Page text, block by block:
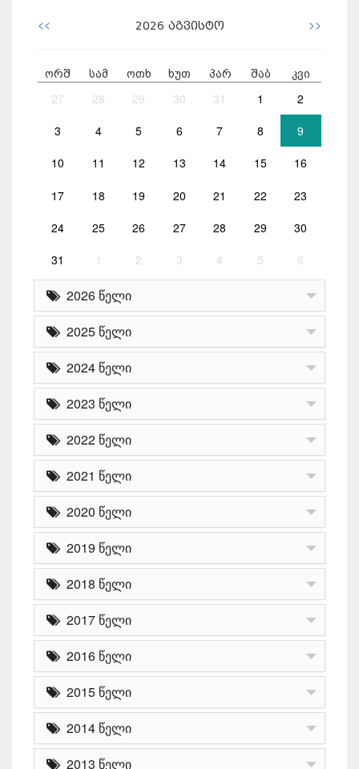
<< 2026 აგვისტო >>
ორშ სამ ოთხ ხუთ პარ შაბ კვი
27 28 29 30 31 1 2
3 4 5 6 7 8 9
10 11 12 13 14 15 16
17 18 19 20 21 22 23
24 25 26 27 28 29 30
31 1 2 3 4 5 6
2026 წელი
2025 წელი
2024 წელი
2023 წელი
2022 წელი
2021 წელი
2020 წელი
2019 წელი
2018 წელი
2017 წელი
2016 წელი
2015 წელი
2014 წელი
2013 წელი